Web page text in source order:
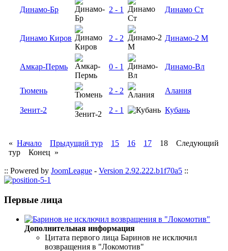
Динамо-Бр 2 - 1 Динамо Ст
Динамо Киров 2 - 2 Динамо-2 М
Амкар-Пермь 0 - 1 Динамо-Вл
Тюмень 2 - 2 Алания
Зенит-2 2 - 1 Кубань
« Начало Прыдущий тур 15 16 17 18 Следующий
тур Конец »
:: Powered by JoomLeague - Version 2.92.222.b1f70a5 ::
Первые лица
Дополнительная информация
Цитата первого лица Баринов не исключил
возвращения в "Локомотив"